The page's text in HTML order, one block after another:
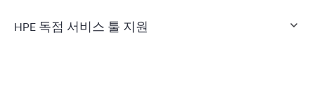
HPE 독점 서비스 툴 지원